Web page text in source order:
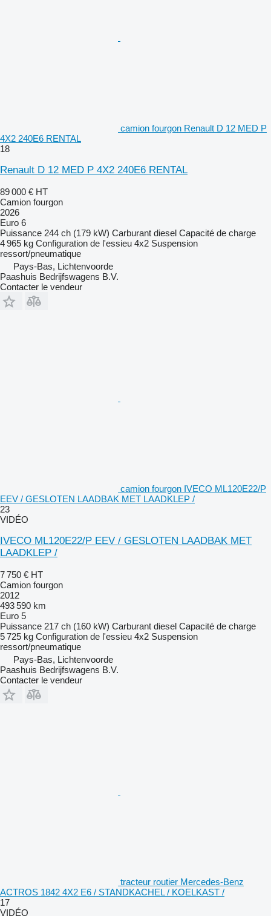
camion fourgon Renault D 12 MED P
4X2 240E6 RENTAL
18
Renault D 12 MED P 4X2 240E6 RENTAL
89 000 € HT
Camion fourgon
2026
Euro 6
Puissance 244 ch (179 kW) Carburant diesel Capacité de charge
4 965 kg Configuration de l'essieu 4x2 Suspension
ressort/pneumatique
Pays-Bas, Lichtenvoorde
Paashuis Bedrijfswagens B.V.
Contacter le vendeur
camion fourgon IVECO ML120E22/P
EEV / GESLOTEN LAADBAK MET LAADKLEP /
23
VIDÉO
IVECO ML120E22/P EEV / GESLOTEN LAADBAK MET
LAADKLEP /
7 750 € HT
Camion fourgon
2012
493 590 km
Euro 5
Puissance 217 ch (160 kW) Carburant diesel Capacité de charge
5 725 kg Configuration de l'essieu 4x2 Suspension
ressort/pneumatique
Pays-Bas, Lichtenvoorde
Paashuis Bedrijfswagens B.V.
Contacter le vendeur
tracteur routier Mercedes-Benz
ACTROS 1842 4X2 E6 / STANDKACHEL / KOELKAST /
17
VIDÉO